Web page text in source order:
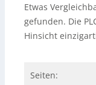
Etwas
gefunden. Die
Hinsicht
Seiten: